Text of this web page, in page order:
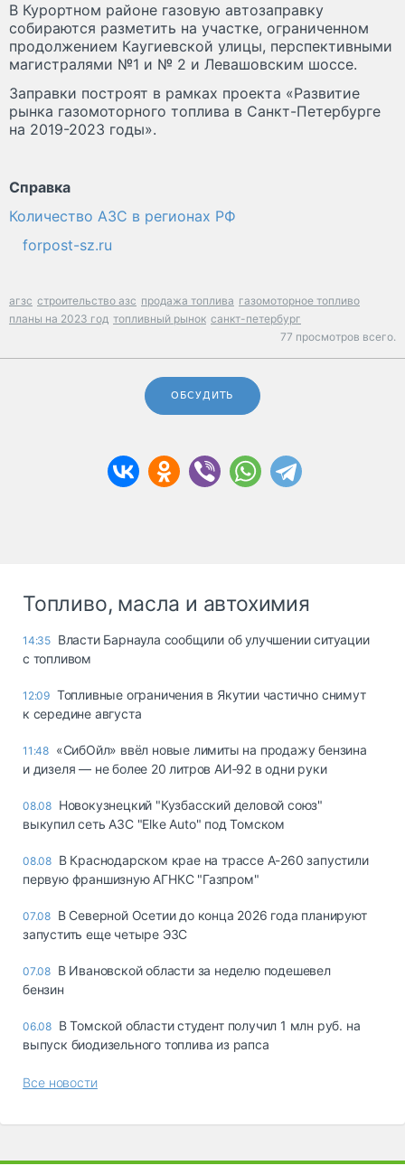
В Курортном районе газовую автозаправку
собираются разметить на участке, ограниченном
продолжением Каугиевской улицы, перспективными
магистралями №1 и № 2 и Левашовским шоссе.
Заправки построят в рамках проекта «Развитие
рынка газомоторного топлива в Санкт-Петербурге
на 2019-2023 годы».
Справка
Количество АЗС в регионах РФ
forpost-sz.ru
агзс строительство азс продажа топлива газомоторное топливо
планы на 2023 год топливный рынок санкт-петербург
77 просмотров всего.
ОБСУДИТЬ
Топливо, масла и автохимия
14:35 Власти Барнаула сообщили об улучшении ситуации
с топливом
12:09 Топливные ограничения в Якутии частично снимут
к середине августа
11:48 «СибОйл» ввёл новые лимиты на продажу бензина
и дизеля — не более 20 литров АИ‑92 в одни руки
08.08 Новокузнецкий "Кузбасский деловой союз"
выкупил сеть АЗС "Elke Auto" под Томском
08.08 В Краснодарском крае на трассе А-260 запустили
первую франшизную АГНКС "Газпром"
07.08 В Северной Осетии до конца 2026 года планируют
запустить еще четыре ЭЗС
07.08 В Ивановской области за неделю подешевел
бензин
06.08 В Томской области студент получил 1 млн руб. на
выпуск биодизельного топлива из рапса
Все новости